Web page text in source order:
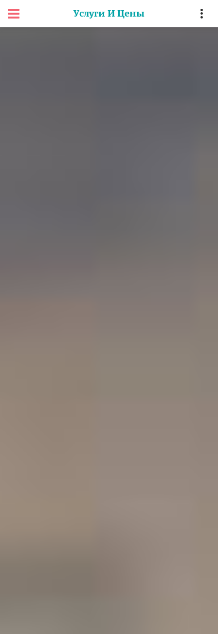
Услуги И Цены